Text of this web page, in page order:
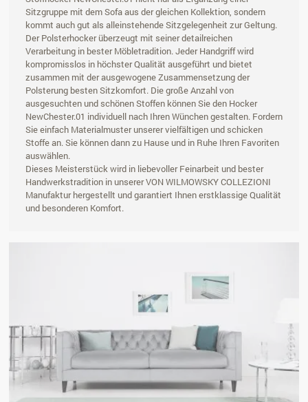
Sitzgruppe mit dem Sofa aus der gleichen Kollektion, sondern
kommt auch gut als alleinstehende Sitzgelegenheit zur Geltung.
Der Polsterhocker überzeugt mit seiner detailreichen
Verarbeitung in bester Möbletradition. Jeder Handgriff wird
kompromisslos in höchster Qualität ausgeführt und bietet
zusammen mit der ausgewogene Zusammensetzung der
Polsterung besten Sitzkomfort. Die große Anzahl von
ausgesuchten und schönen Stoffen können Sie den Hocker
NewChester.01 individuell nach Ihren Wünchen gestalten. Fordern
Sie einfach Materialmuster unserer vielfältigen und schicken
Stoffe an. Sie können dann zu Hause und in Ruhe Ihren Favoriten
auswählen.
Dieses Meisterstück wird in liebevoller Feinarbeit und bester
Handwerkstradition in unserer VON WILMOWSKY COLLEZIONI
Manufaktur hergestellt und garantiert Ihnen erstklassige Qualität
und besonderen Komfort.